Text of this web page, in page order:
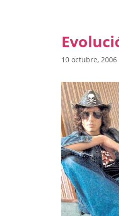
10 octubre, 2006